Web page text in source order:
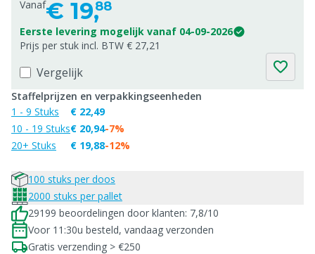
Vanaf€ 19,88
Eerste levering mogelijk vanaf 04-09-2026
Prijs per stuk incl. BTW € 27,21
Vergelijk
Staffelprijzen en verpakkingseenheden
1 - 9 Stuks
10 - 19 Stuks
20+ Stuks
€ 22,49
€ 20,94
€ 19,88
-7%
-12%
100 stuks per doos
2000 stuks per pallet
29199 beoordelingen door klanten: 7,8/10
Voor 11:30u besteld, vandaag verzonden
Gratis verzending > €250